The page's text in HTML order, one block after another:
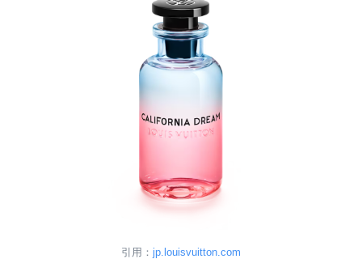
引用： jp.louisvuitton.com